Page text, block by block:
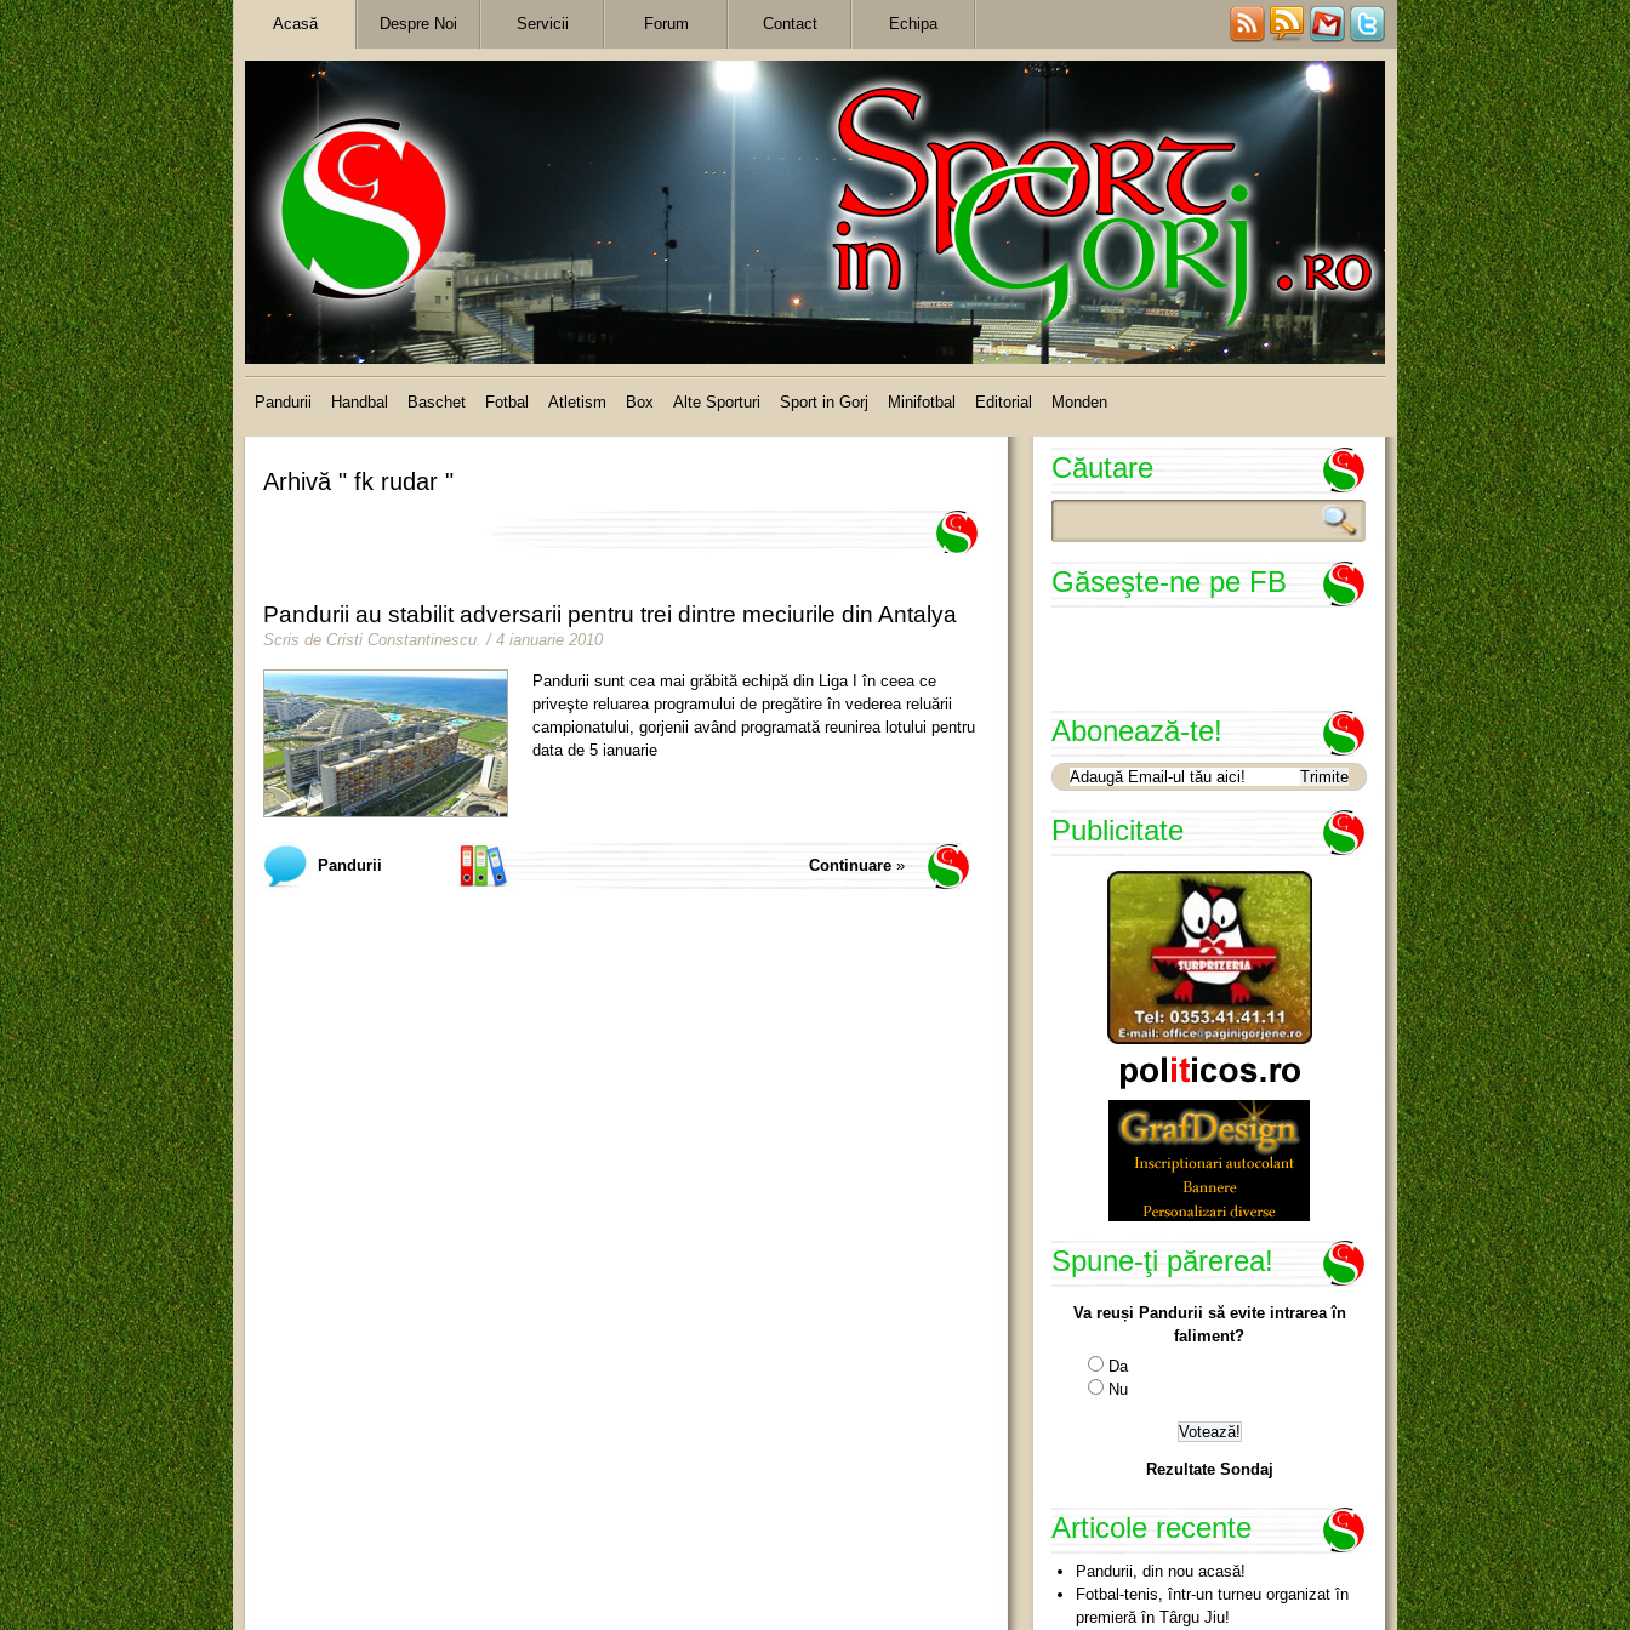
Acasă Despre Noi Servicii Forum Contact Echipa
Pandurii Handbal Baschet Fotbal Atletism Box Alte Sporturi Sport in Gorj Minifotbal Editorial Monden
Arhivă " fk rudar "
Pandurii au stabilit adversarii pentru trei dintre meciurile din Antalya
Scris de Cristi Constantinescu. / 4 ianuarie 2010
Pandurii sunt cea mai grăbită echipă din Liga I în ceea ce
priveşte reluarea programului de pregătire în vederea reluării
campionatului, gorjenii având programată reunirea lotului pentru
data de 5 ianuarie
Pandurii Continuare »
Căutare
Găseşte-ne pe FB
Abonează-te!
Publicitate
Spune-ţi părerea!
Va reuși Pandurii să evite intrarea în
faliment?
Da
Nu
Rezultate Sondaj
Articole recente
Pandurii, din nou acasă!
Fotbal-tenis, într-un turneu organizat în
premieră în Târgu Jiu!